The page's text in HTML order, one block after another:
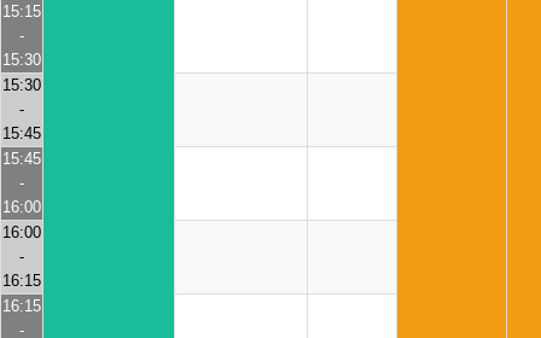
15:15
-
15:30
15:30
-
15:45
15:45
-
16:00
16:00
-
16:15
16:15
-